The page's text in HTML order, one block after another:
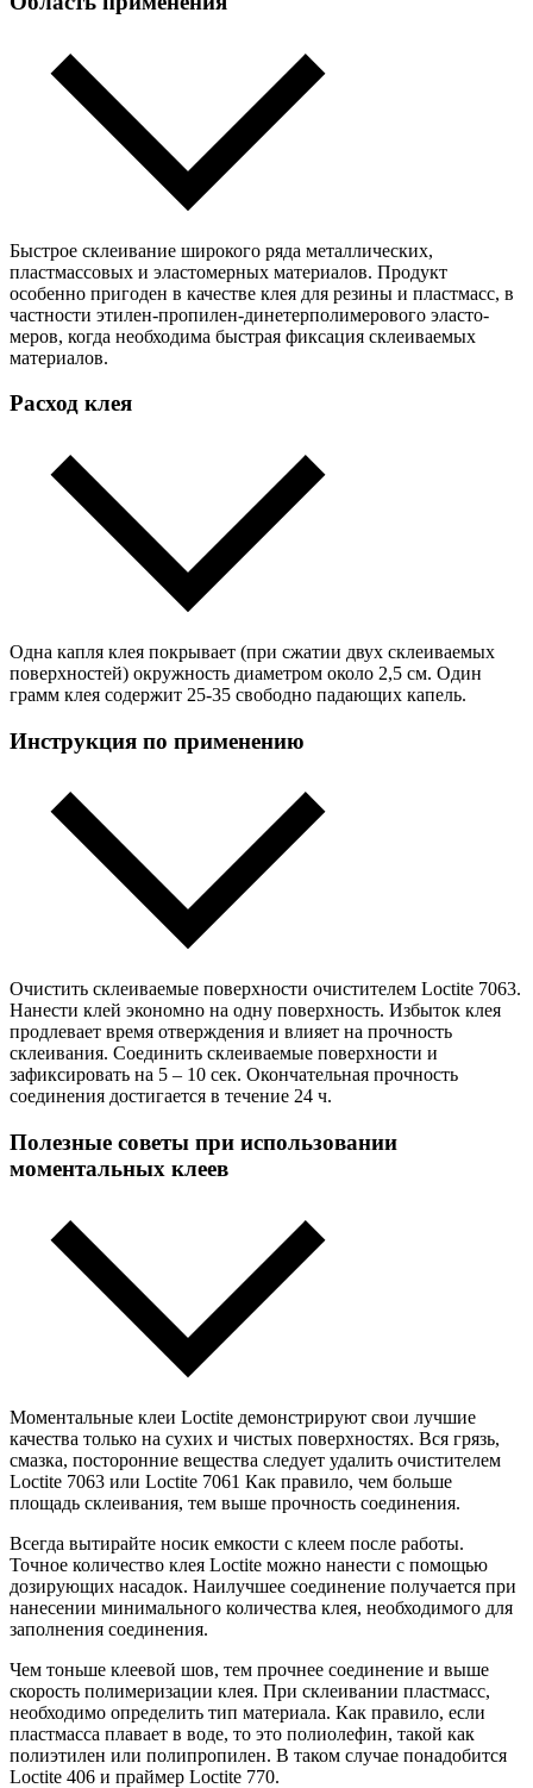
Быстрое склеивание широкого ряда металлических,
пластмассовых и эластомерных материалов. Продукт
особенно пригоден в качестве клея для резины и пластмасс, в
частности этилен-пропилен-динетерполимерового эласто-
меров, когда необходима быстрая фиксация склеиваемых
материалов.
Расход клея
Одна капля клея покрывает (при сжатии двух склеиваемых
поверхностей) окружность диаметром около 2,5 см. Один
грамм клея содержит 25-35 свободно падающих капель.
Инструкция по применению
Очистить склеиваемые поверхности очистителем Loctite 7063.
Нанести клей экономно на одну поверхность. Избыток клея
продлевает время отверждения и влияет на прочность
склеивания. Соединить склеиваемые поверхности и
зафиксировать на 5 – 10 сек. Окончательная прочность
соединения достигается в течение 24 ч.
Полезные советы при использовании
моментальных клеев
Моментальные клеи Loctite демонстрируют свои лучшие
качества только на сухих и чистых поверхностях. Вся грязь,
смазка, посторонние вещества следует удалить очистителем
Loctite 7063 или Loctite 7061 Как правило, чем больше
площадь склеивания, тем выше прочность соединения.
Всегда вытирайте носик емкости с клеем после работы.
Точное количество клея Loctite можно нанести с помощью
дозирующих насадок. Наилучшее соединение получается при
нанесении минимального количества клея, необходимого для
заполнения соединения.
Чем тоньше клеевой шов, тем прочнее соединение и выше
скорость полимеризации клея. При склеивании пластмасс,
необходимо определить тип материала. Как правило, если
пластмасса плавает в воде, то это полиолефин, такой как
полиэтилен или полипропилен. В таком случае понадобится
Loctite 406 и праймер Loctite 770.